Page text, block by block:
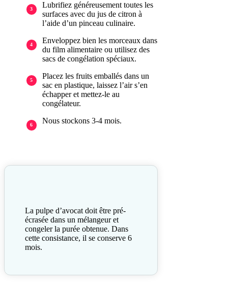
Lubrifiez généreusement toutes les
surfaces avec du jus de citron à
l’aide d’un pinceau culinaire.
Enveloppez bien les morceaux dans
du film alimentaire ou utilisez des
sacs de congélation spéciaux.
Placez les fruits emballés dans un
sac en plastique, laissez l’air s’en
échapper et mettez-le au
congélateur.
Nous stockons 3-4 mois.
La pulpe d’avocat doit être pré-
écrasée dans un mélangeur et
congeler la purée obtenue. Dans
cette consistance, il se conserve 6
mois.